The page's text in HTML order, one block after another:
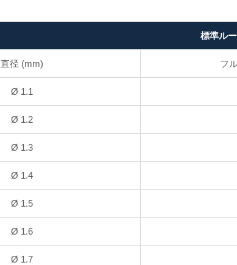
標準ル
直径 (mm) フ
Ø 1.1
Ø 1.2
Ø 1.3
Ø 1.4
Ø 1.5
Ø 1.6
Ø 1.7